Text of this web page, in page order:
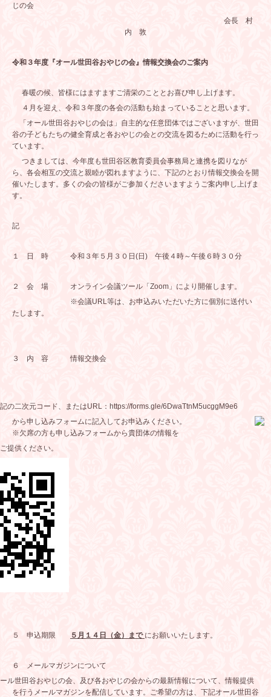
じの会
会長 村
内 敦
令和３年度『オール世田谷おやじの会』情報交換会のご案内
春暖の候、皆様にはますますご清栄のこととお喜び申し上げます。
４月を迎え、令和３年度の各会の活動も始まっていることと思います。
「オール世田谷おやじの会は」自主的な任意団体ではございますが、世田
谷の子どもたちの健全育成と各おやじの会との交流を図るために活動を行っ
ています。
つきましては、今年度も世田谷区教育委員会事務局と連携を図りなが
ら、各会相互の交流と親睦が図れますように、下記のとおり情報交換会を開
催いたします。多くの会の皆様がご参加くださいますようご案内申し上げま
す。
記
１ 日 時 令和３年５月３０日(日) 午後４時～午後６時３０分
２ 会 場 オンライン会議ツール「Zoom 」により開催します。
※会議URL等は、お申込みいただいた方に個別に送付い
たします。
３ 内 容 情報交換会
二次元コード、またはURL ： https://forms.gle/6DwaTtnM5ucggM9e6
から申し込みフォームに記入してお申込みください。
※欠席の方も申し込みフォームから貴団体の情報を
さい。
５ 申込期限 ５月１４日（金）まで にお願いいたします。
６ メールマガジンについて
じの会、及び各おやじの会からの最新情報について、情報提供
を行うメールマガジンを配信しています。ご希望の方は、下記オール世田谷